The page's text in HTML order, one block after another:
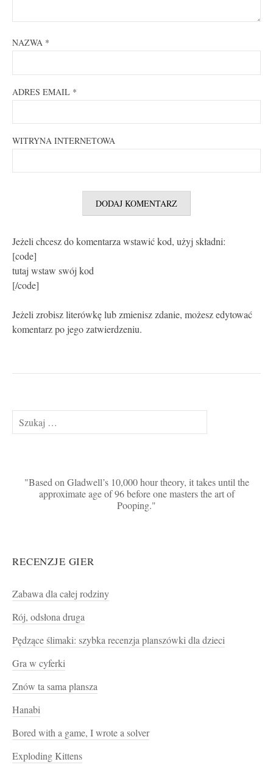
NAZWA *
ADRES EMAIL *
WITRYNA INTERNETOWA
Jeżeli chcesz do komentarza wstawić kod, użyj składni:
[code]
tutaj wstaw swój kod
[/code]
Jeżeli zrobisz literówkę lub zmienisz zdanie, możesz edytować
komentarz po jego zatwierdzeniu.
Szukaj:
Based on Gladwell’s 10,000 hour theory, it takes until the
approximate age of 96 before one masters the art of
Pooping.
RECENZJE GIER
Zabawa dla całej rodziny
Rój, odsłona druga
Pędzące ślimaki: szybka recenzja planszówki dla dzieci
Gra w cyferki
Znów ta sama plansza
Hanabi
Bored with a game, I wrote a solver
Exploding Kittens